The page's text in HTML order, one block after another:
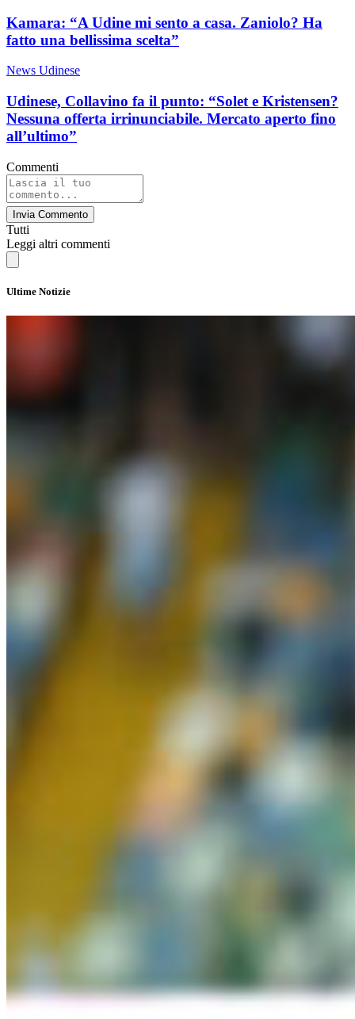
Kamara: “A Udine mi sento a casa. Zaniolo? Ha
fatto una bellissima scelta”
News Udinese
Udinese, Collavino fa il punto: “Solet e Kristensen?
Nessuna offerta irrinunciabile. Mercato aperto fino
all’ultimo”
Commenti
Invia Commento
Tutti
Leggi altri commenti
Ultime Notizie